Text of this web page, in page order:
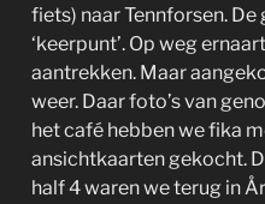
fiets) naar Tennforsen.
‘keerpunt’. Op weg
aantrekken. Maar
weer. Daar foto’s van
het café hebben we fika
ansichtkaarten gekocht.
half 4 waren we terug in